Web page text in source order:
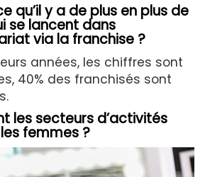
qu’il y a de plus en plus de
se lancent dans
via la franchise ?
années, les chiffres sont
40% des franchisés sont
les secteurs d’activités
femmes ?